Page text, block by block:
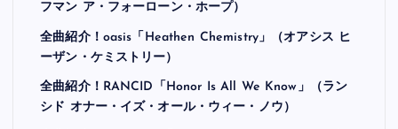
フマン ア・フォーローン・ホープ）
全曲紹介！oasis「Heathen Chemistry」（オアシス ヒ
ーザン・ケミストリー）
全曲紹介！RANCID「Honor Is All We Know」（ラン
シド オナー・イズ・オール・ウィー・ノウ）